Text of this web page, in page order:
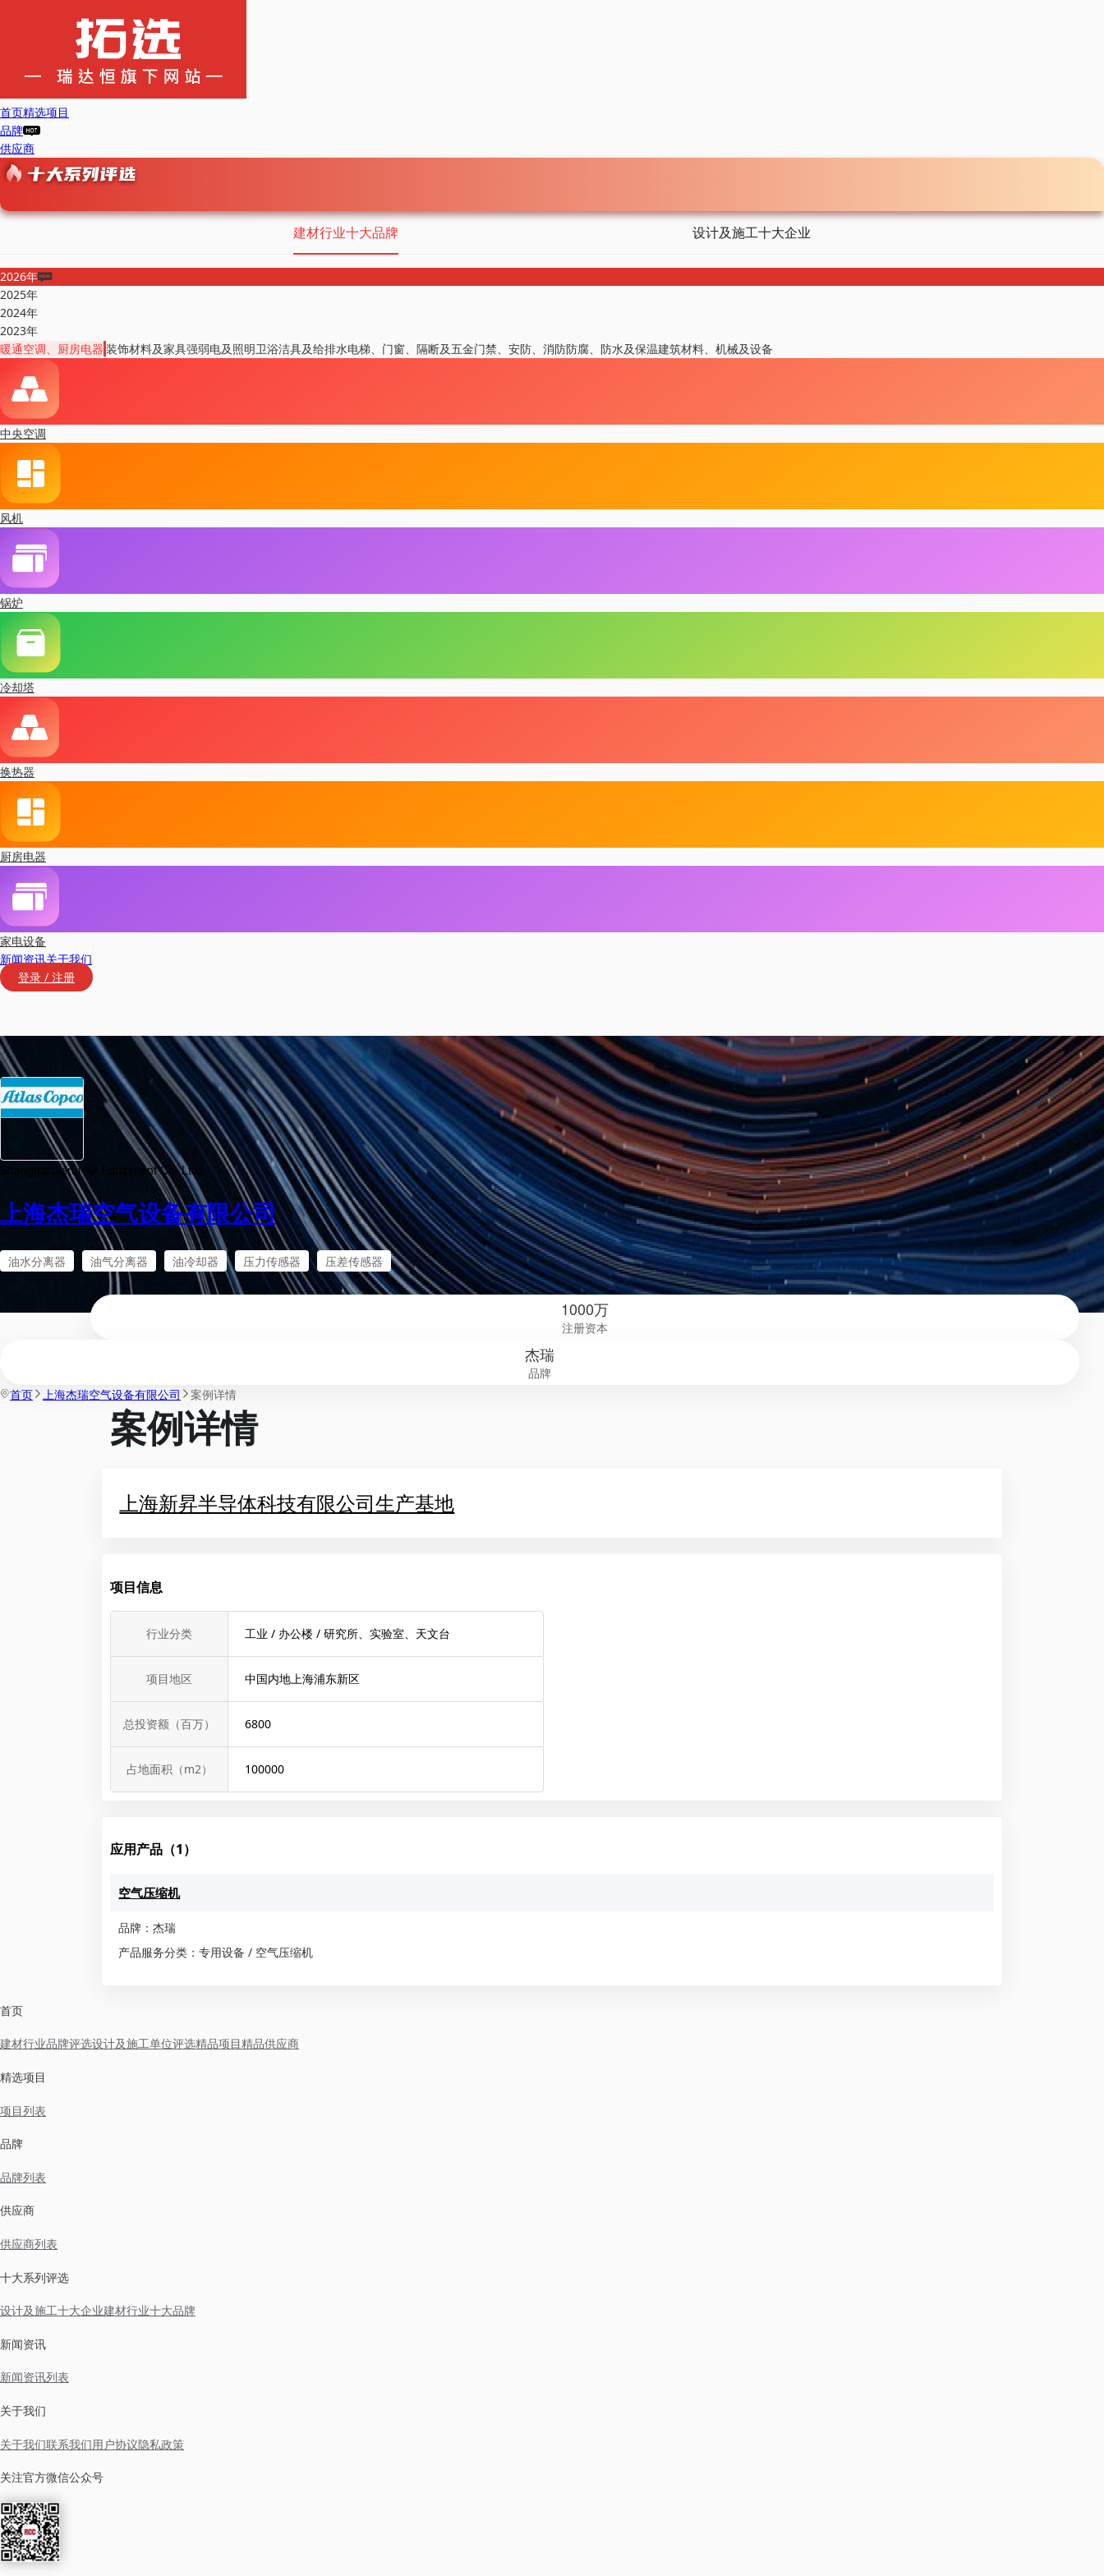
首页精选项目
品牌
供应商
建材行业十大品牌 设计及施工十大企业
2026年
2025年
2024年
2023年
暖通空调、厨房电器 装饰材料及家具强弱电及照明卫浴洁具及给排水电梯、门窗、隔断及五金门禁、安防、消防防腐、防水及保温建筑材料、机械及设备
中央空调
风机
锅炉
冷却塔
换热器
厨房电器
家电设备
新闻资讯关于我们
登录 / 注册
Shanghai Jierui Air Equipment Co.,Ltd.
上海杰瑞空气设备有限公司
油水分离器 油气分离器 油冷却器 压力传感器 压差传感器
1000万
注册资本
杰瑞
品牌
首页
上海杰瑞空气设备有限公司 案例详情
案例详情
上海新昇半导体科技有限公司生产基地
项目信息
行业分类 工业 / 办公楼 / 研究所、实验室、天文台
项目地区 中国内地上海浦东新区
总投资额（百万） 6800
占地面积（m2） 100000
应用产品（1）
空气压缩机
品牌：杰瑞
产品服务分类：专用设备 / 空气压缩机
首页
建材行业品牌评选设计及施工单位评选精品项目精品供应商
精选项目
项目列表
品牌
品牌列表
供应商
供应商列表
十大系列评选
设计及施工十大企业建材行业十大品牌
新闻资讯
新闻资讯列表
关于我们
关于我们联系我们用户协议隐私政策
关注官方微信公众号